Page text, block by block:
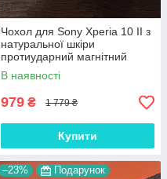
Чохол для Sony Xperia 10 II з
натуральної шкіри
протиударний магнітний
книжка з підставкою
"CROCOHEAD"
В наявності
979 ₴ 1 779 ₴
Купити
–23% Подарунок